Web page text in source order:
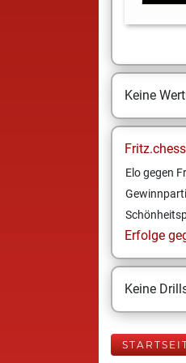
Keine
Elo gegen
Erfolge
Keine